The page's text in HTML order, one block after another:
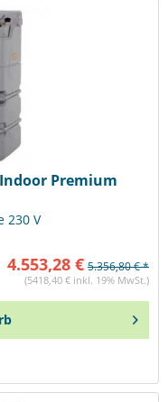
Premium
230 V
4.553,28 € 5.356,80 € *
(5418,40 € inkl. 19% MwSt.)